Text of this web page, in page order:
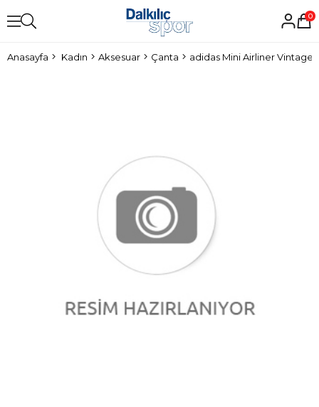
0
Anasayfa Kadın Aksesuar Çanta adidas Mini Airliner Vintage